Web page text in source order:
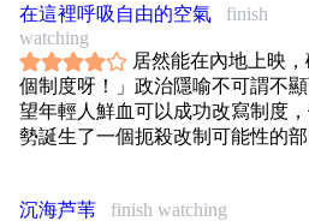
在這裡呼吸自由的空氣
finish
watching
居然能在內地上映
個制度呀！」政治隱喻不可謂不
望年輕人鮮血可以成功改寫制度
勢誕生了一個扼殺改制可能性的部
沉海芦苇
finish watching